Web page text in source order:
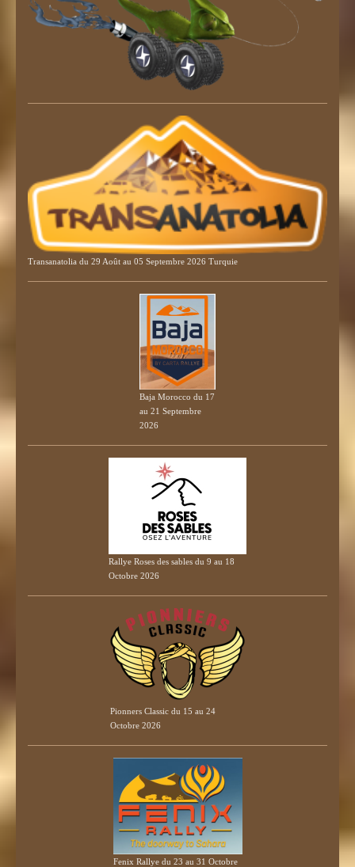
Transanatolia du 29 Août au 05 Septembre 2026 Turquie
Baja Morocco du 17
au 21 Septembre
2026
Rallye Roses des sables du 9 au 18
Octobre 2026
Pionners Classic du 15 au 24
Octobre 2026
Fenix Rallye du 23 au 31 Octobre